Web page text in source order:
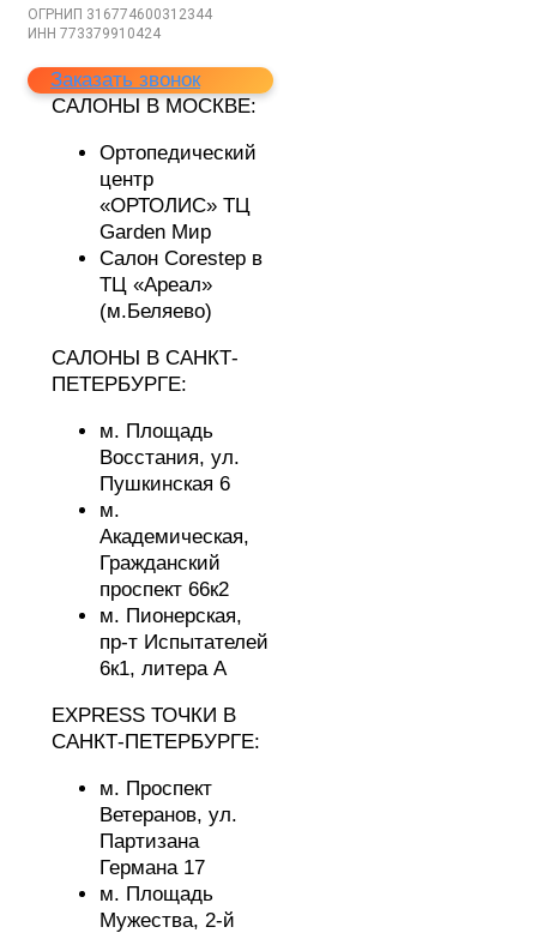
ОГРНИП 316774600312344
ИНН 773379910424
Заказать звонок
САЛОНЫ В МОСКВЕ:
Ортопедический
центр
«ОРТОЛИС» ТЦ
Garden Мир
Cалон Corestep в
ТЦ «Ареал»
(м.Беляево)
САЛОНЫ В САНКТ-
ПЕТЕРБУРГЕ:
м. Площадь
Восстания, ул.
Пушкинская 6
м.
Академическая,
Гражданский
проспект 66к2
м. Пионерская,
пр-т Испытателей
6к1, литера А
EXPRESS ТОЧКИ В
САНКТ-ПЕТЕРБУРГЕ:
м. Проспект
Ветеранов, ул.
Партизана
Германа 17
м. Площадь
Мужества, 2-й